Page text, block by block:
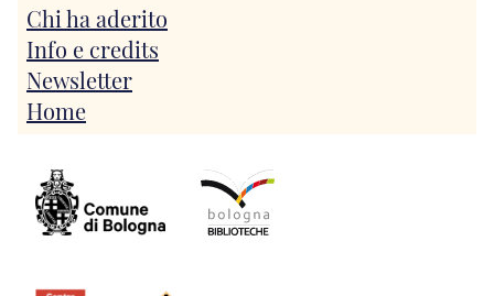
Chi ha aderito
Info e credits
Newsletter
Home